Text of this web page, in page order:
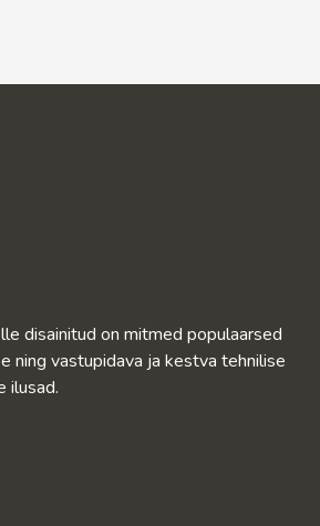
disainitud on mitmed populaarsed
ning vastupidava ja kestva tehnilise
ilusad.